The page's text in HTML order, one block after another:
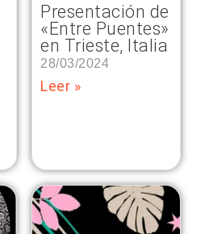
Presentación de
«Entre Puentes»
en Trieste, Italia
28/03/2024
Leer »